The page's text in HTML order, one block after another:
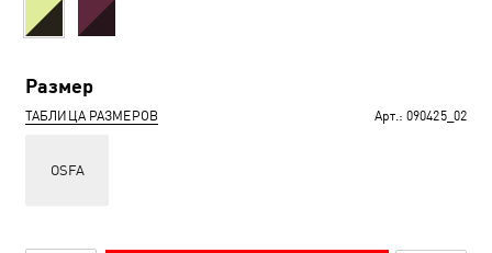
Размер
ТАБЛИЦА РАЗМЕРОВ Арт.: 090425_02
OSFA